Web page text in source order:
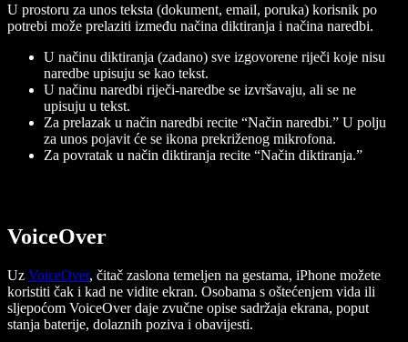
U prostoru za unos teksta (dokument, email, poruka) korisnik po
potrebi može prelaziti između načina diktiranja i načina naredbi.
U načinu diktiranja (zadano) sve izgovorene riječi koje nisu
naredbe upisuju se kao tekst.
U načinu naredbi riječi-naredbe se izvršavaju, ali se ne
upisuju u tekst.
Za prelazak u način naredbi recite “Način naredbi.” U polju
za unos pojavit će se ikona prekriženog mikrofona.
Za povratak u način diktiranja recite “Način diktiranja.”
VoiceOver
Uz VoiceOver, čitač zaslona temeljen na gestama, iPhone možete
koristiti čak i kad ne vidite ekran. Osobama s oštećenjem vida ili
sljepoćom VoiceOver daje zvučne opise sadržaja ekrana, poput
stanja baterije, dolaznih poziva i obavijesti.